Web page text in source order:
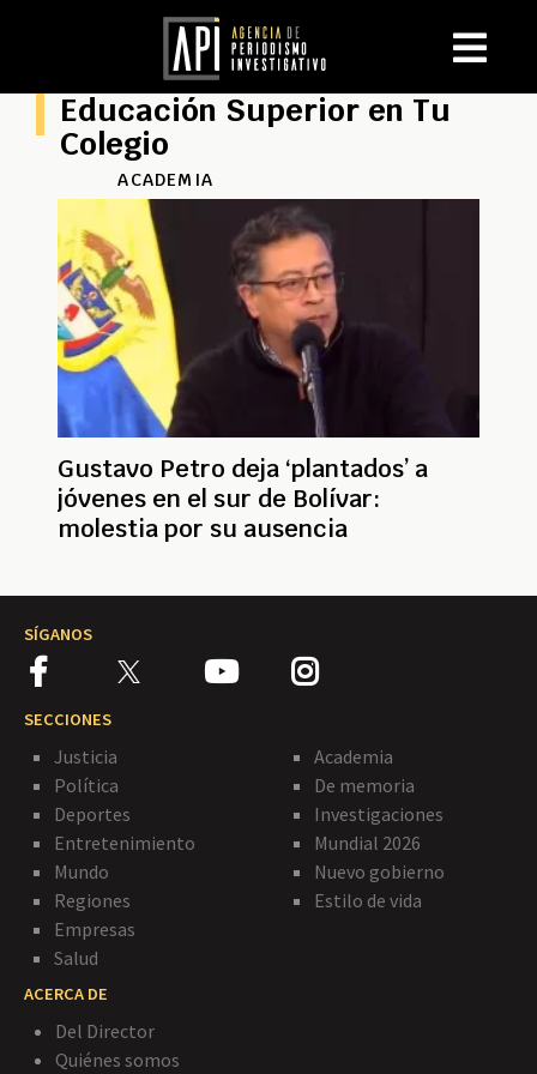
Educación Superior en Tu
Colegio
ACADEMIA
Gustavo Petro deja ‘plantados’ a
jóvenes en el sur de Bolívar:
molestia por su ausencia
SÍGANOS
SECCIONES
Justicia
Política
Deportes
Entretenimiento
Mundo
Regiones
Empresas
Salud
Academia
De memoria
Investigaciones
Mundial 2026
Nuevo gobierno
Estilo de vida
ACERCA DE
Del Director
Quiénes somos